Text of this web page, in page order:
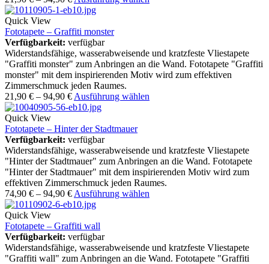
Quick View
Fototapete – Graffiti monster
Verfügbarkeit: verfügbar
Widerstandsfähige, wasserabweisende und kratzfeste Vliestapete
"Graffiti monster" zum Anbringen an die Wand. Fototapete "Graffiti
monster" mit dem inspirierenden Motiv wird zum effektiven
Zimmerschmuck jeden Raumes.
21,90 € – 94,90 € Ausführung wählen
Quick View
Fototapete – Hinter der Stadtmauer
Verfügbarkeit: verfügbar
Widerstandsfähige, wasserabweisende und kratzfeste Vliestapete
"Hinter der Stadtmauer" zum Anbringen an die Wand. Fototapete
"Hinter der Stadtmauer" mit dem inspirierenden Motiv wird zum
effektiven Zimmerschmuck jeden Raumes.
74,90 € – 94,90 € Ausführung wählen
Quick View
Fototapete – Graffiti wall
Verfügbarkeit: verfügbar
Widerstandsfähige, wasserabweisende und kratzfeste Vliestapete
"Graffiti wall" zum Anbringen an die Wand. Fototapete "Graffiti